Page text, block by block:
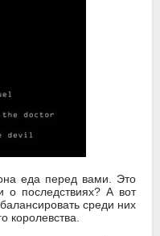
еда перед вами. Это
о последствиях? А вот
среди них
королевства.